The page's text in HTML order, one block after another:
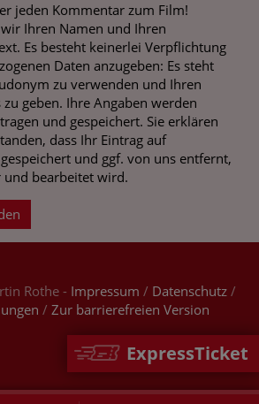
ExpressTicket
jeden Kommentar zum Film!
Ihren Namen und Ihren
Es besteht keinerlei Verpflichtung
Daten anzugeben: Es steht
zu verwenden und Ihren
geben. Ihre Angaben werden
und gespeichert. Sie erklären
dass Ihr Eintrag auf
und ggf. von uns entfernt,
bearbeitet wird.
Rothe - Impressum / Datenschutz/
/ Zur barrierefreien Version